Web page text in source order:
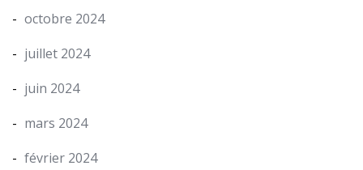
octobre 2024
juillet 2024
juin 2024
mars 2024
février 2024